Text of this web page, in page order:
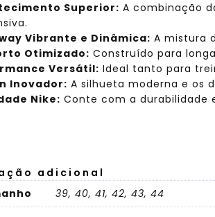
Superior: A combinação
Vibrante e Dinâmica: A mistura
Otimizado: Construído para
Versátil: Ideal tanto para
Inovador: A silhueta moderna e os
Nike: Conte com a durabilidade
adicional
39, 40, 41, 42, 43, 44